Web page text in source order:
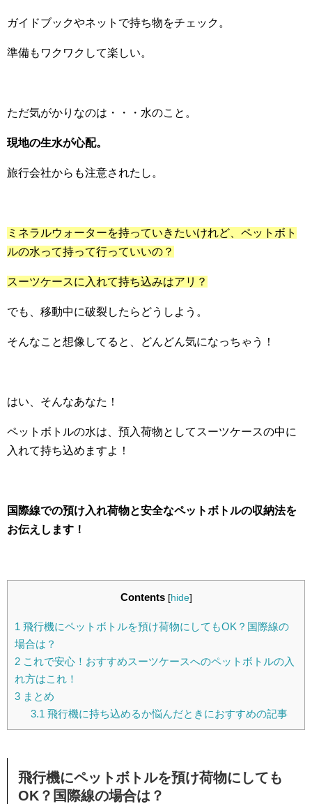
ガイドブックやネットで持ち物をチェック。
準備もワクワクして楽しい。
ただ気がかりなのは・・・水のこと。
現地の生水が心配。
旅行会社からも注意されたし。
ミネラルウォーターを持っていきたいけれど、ペットボト
ルの水って持って行っていいの？
スーツケースに入れて持ち込みはアリ？
でも、移動中に破裂したらどうしよう。
そんなこと想像してると、どんどん気になっちゃう！
はい、そんなあなた！
ペットボトルの水は、預入荷物としてスーツケースの中に
入れて持ち込めますよ！
国際線での預け入れ荷物と安全なペットボトルの収納法を
お伝えします！
Contents [hide]
1 飛行機にペットボトルを預け荷物にしてもOK？国際線の
場合は？
2 これで安心！おすすめスーツケースへのペットボトルの入
れ方はこれ！
3 まとめ
3.1 飛行機に持ち込めるか悩んだときにおすすめの記事
飛行機にペットボトルを預け荷物にしても
OK？国際線の場合は？